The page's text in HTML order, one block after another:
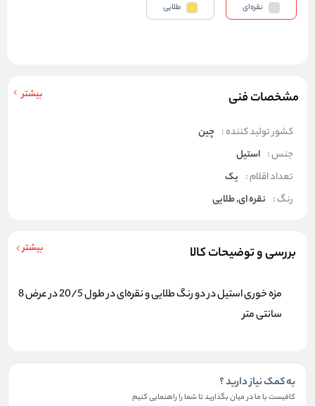
مشخصات فنی بیشتر
کشور تولید کننده : چین
جنس : استیل
تعداد اقلام : یک
رنگ : نقره ای, طلایی
بررسی و توضیحات کالا بیشتر
مزه خوری استیل در دو رنگ طلایی و نقره‌ای در طول 20/5 در عرض 8
سانتی متر
به کمک نیاز دارید ؟
کافیست با ما در میان بگذارید تا شما را راهنمایی کنیم
نقره‌ای طلایی